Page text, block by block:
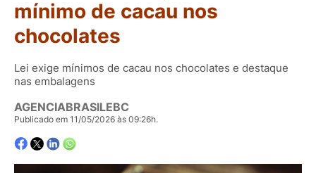
mínimo de cacau nos
chocolates
Lei exige mínimos de cacau nos chocolates e destaque
nas embalagens
AGENCIABRASILEBC
Publicado em 11/05/2026 às 09:26h.